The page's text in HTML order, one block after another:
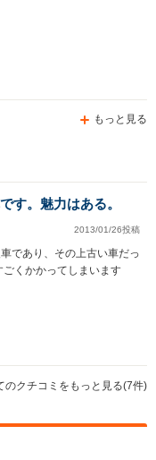
2990cc
もっと見る
す。魅力はある。
2013/01/26投稿
であり、その上古い車だっ
くかかってしまいます
のクチコミをもっと見る(7件)